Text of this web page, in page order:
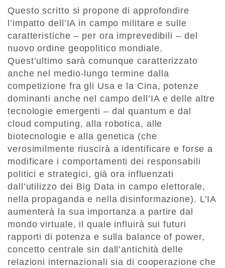
Questo scritto si propone di approfondire
l’impatto dell’IA in campo militare e sulle
caratteristiche – per ora imprevedibili – del
nuovo ordine geopolitico mondiale.
Quest’ultimo sarà comunque caratterizzato
anche nel medio-lungo termine dalla
competizione fra gli Usa e la Cina, potenze
dominanti anche nel campo dell’IA e delle altre
tecnologie emergenti – dal quantum e dal
cloud computing, alla robotica, alle
biotecnologie e alla genetica (che
verosimilmente riuscirà a identificare e forse a
modificare i comportamenti dei responsabili
politici e strategici, già ora influenzati
dall’utilizzo dei Big Data in campo elettorale,
nella propaganda e nella disinformazione). L’IA
aumenterà la sua importanza a partire dal
mondo virtuale, il quale influirà sui futuri
rapporti di potenza e sulla balance of power,
concetto centrale sin dall’antichità delle
relazioni internazionali sia di cooperazione che